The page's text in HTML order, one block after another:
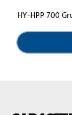
HY-HPP 700